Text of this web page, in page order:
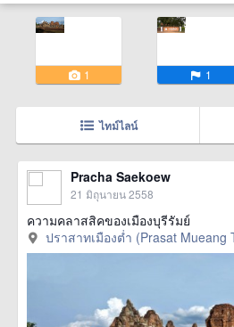
1 1
ไทม์ไลน์
Pracha Saekoew
21 มิถุนายน 2558
ความคลาสสิคของเมืองบุรีรัมย์
ปราสาทเมืองต่ำ (Prasat Mueang